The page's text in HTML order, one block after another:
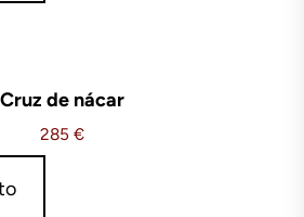
Cruz de nácar
285 €